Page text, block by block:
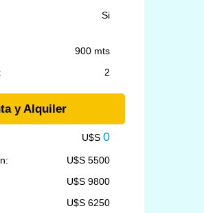
Si
900 mts
2
y Alquiler
U$S 0
U$S 5500
U$S 9800
U$S 6250